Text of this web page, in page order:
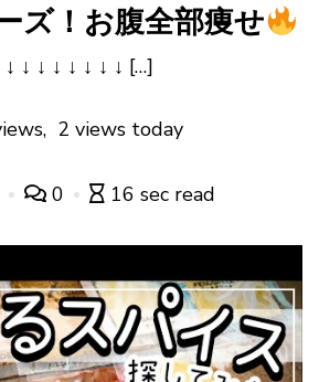
ズ！お腹全部痩せ
↓ ↓ ↓ ↓ ↓ ↓ ↓ […]
2 views today
0 16 sec read